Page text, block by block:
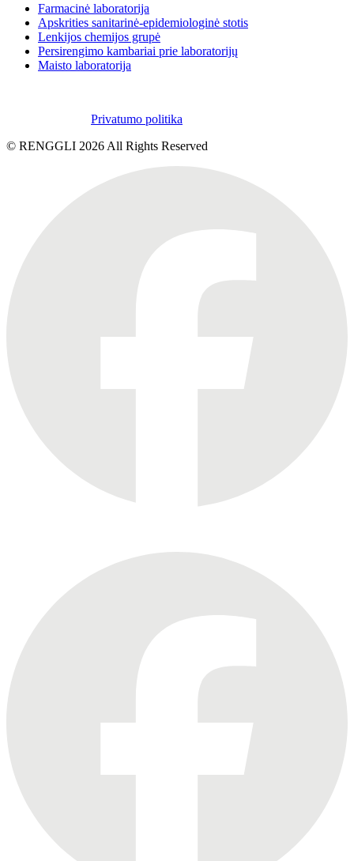
Farmacinė laboratorija
Apskrities sanitarinė-epidemiologinė stotis
Lenkijos chemijos grupė
Persirengimo kambariai prie laboratorijų
Maisto laboratorija
Privatumo politika
© RENGGLI 2026 All Rights Reserved